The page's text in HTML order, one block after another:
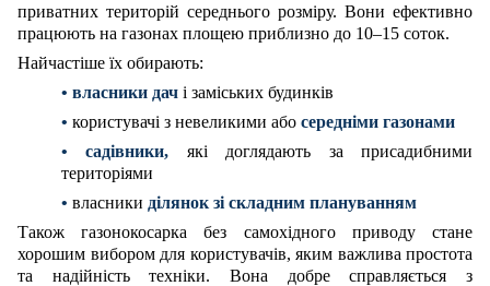
приватних територій середнього розміру. Вони ефективно
працюють на газонах площею приблизно до 10–15 соток.
Найчастіше їх обирають:
• власники дач і заміських будинків
• користувачі з невеликими або середніми газонами
• садівники, які доглядають за присадибними
територіями
• власники ділянок зі складним плануванням
Також газонокосарка без самохідного приводу стане
хорошим вибором для користувачів, яким важлива простота
та надійність техніки. Вона добре справляється з